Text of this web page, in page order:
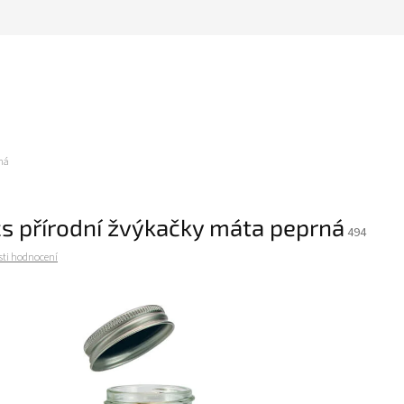
přírodní žvýkačky máta peprná 494
hodnocení